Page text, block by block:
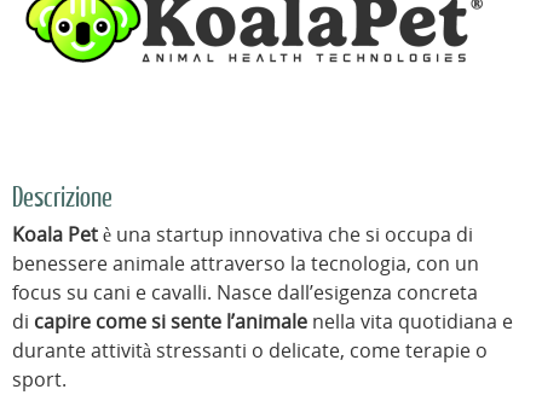
Descrizione
Koala Petè una startup innovativa che si occupa di
benessere animale attraverso la tecnologia, con un
focus su cani e cavalli. Nasce dall’esigenza concreta
di capire come si sente l’animale nella vita quotidiana e
durante attività stressanti o delicate, come terapie o
sport.